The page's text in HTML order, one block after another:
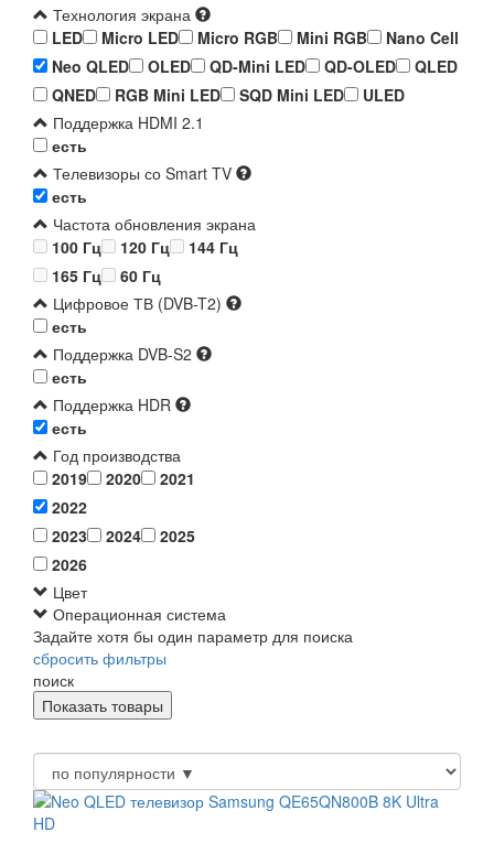
Технология экрана
LED
Micro LED Micro RGB Mini RGB
Nano Cell
Neo QLED
OLED QD-Mini LED QD-OLED
QLED
QNED
RGB Mini LED SQD Mini LED
ULED
Поддержка HDMI 2.1
есть
Телевизоры со Smart TV
есть
Частота обновления экрана
100 Гц
120 Гц
144 Гц
165 Гц
60 Гц
Цифровое ТВ (DVB-T2)
есть
Поддержка DVB-S2
есть
Поддержка HDR
есть
Год производства
2019
2020
2021
2022
2023
2024
2025
2026
Цвет
Операционная система
Задайте хотя бы один параметр для поиска
сбросить фильтры
поиск